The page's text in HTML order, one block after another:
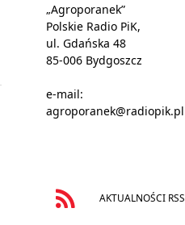
„Agroporanek”
Polskie Radio PiK,
ul. Gdańska 48
85-006 Bydgoszcz
e-mail:
agroporanek@radiopik.pl
AKTUALNOŚCI RSS